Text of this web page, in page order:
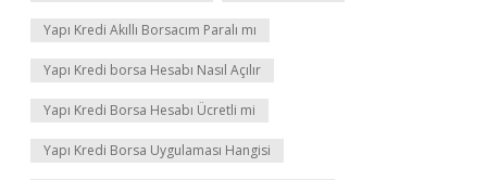
Yapı Kredi Akıllı Borsacım Paralı mı
Yapı Kredi borsa Hesabı Nasıl Açılır
Yapı Kredi Borsa Hesabı Ücretli mi
Yapı Kredi Borsa Uygulaması Hangisi